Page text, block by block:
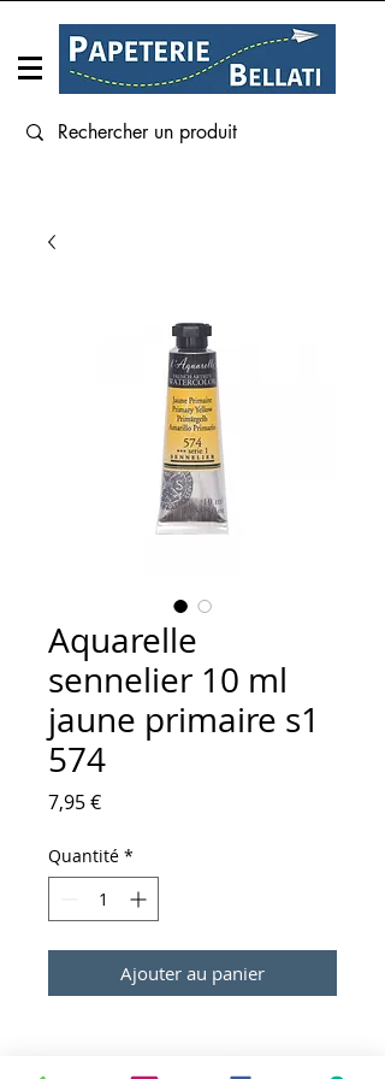
Aquarelle
sennelier 10 ml
jaune primaire s1
574
7,95 €Prix
Quantité *
Ajouter au panier